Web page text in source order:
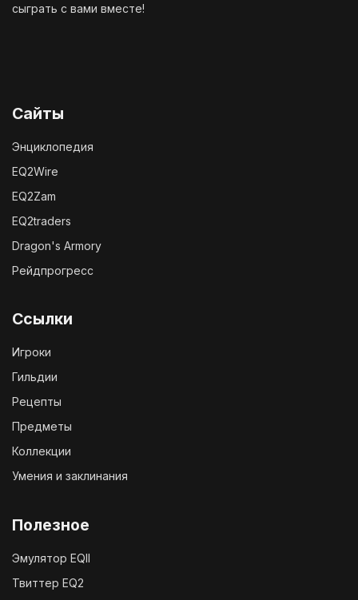
сыграть с вами вместе!
Сайты
Энциклопедия
EQ2Wire
EQ2Zam
EQ2traders
Dragon's Armory
Рейдпрогресс
Ссылки
Игроки
Гильдии
Рецепты
Предметы
Коллекции
Умения и заклинания
Полезное
Эмулятор EQII
Твиттер EQ2